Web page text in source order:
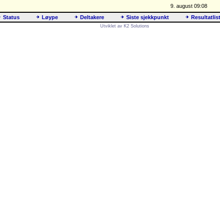
9. august 09:08
Status
Løype Deltakere Siste sjekkpunkt
Utviklet av K2 Solutions